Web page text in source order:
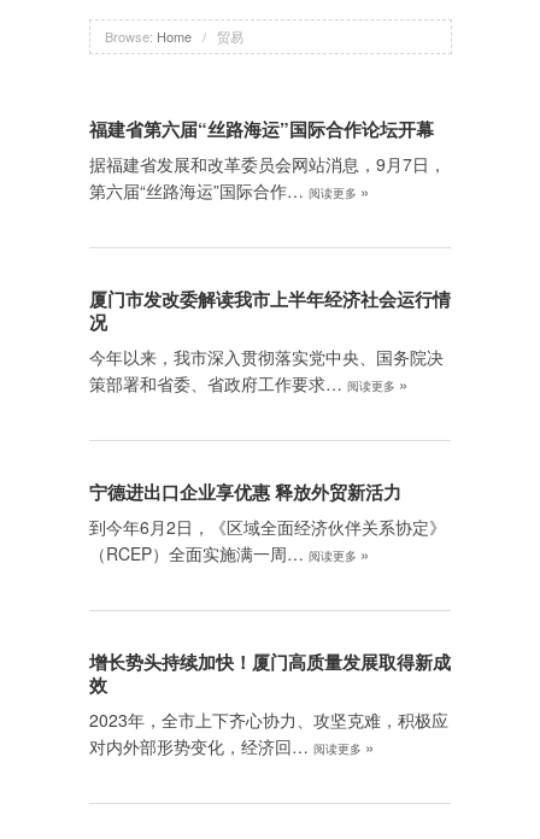
Browse: Home / 贸易
福建省第六届“丝路海运”国际合作论坛开幕
据福建省发展和改革委员会网站消息，9月7日，
第六届“丝路海运”国际合作… 阅读更多 »
厦门市发改委解读我市上半年经济社会运行情
况
今年以来，我市深入贯彻落实党中央、国务院决
策部署和省委、省政府工作要求… 阅读更多 »
宁德进出口企业享优惠 释放外贸新活力
到今年6月2日，《区域全面经济伙伴关系协定》
（RCEP）全面实施满一周… 阅读更多 »
增长势头持续加快！厦门高质量发展取得新成
效
2023年，全市上下齐心协力、攻坚克难，积极应
对内外部形势变化，经济回… 阅读更多 »